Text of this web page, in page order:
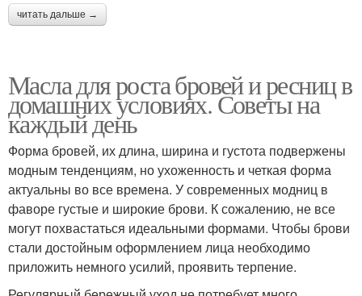
читать дальше →
Масла для роста бровей и ресниц в
домашних условиях. Советы на
каждый день
Форма бровей, их длина, ширина и густота подвержены
модным тенденциям, но ухоженность и четкая форма
актуальны во все времена. У современных модниц в
фаворе густые и широкие брови. К сожалению, не все
могут похвастаться идеальными формами. Чтобы брови
стали достойным оформлением лица необходимо
приложить немного усилий, проявить терпение.